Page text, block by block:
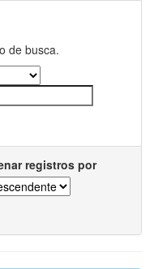
de busca.
registros por